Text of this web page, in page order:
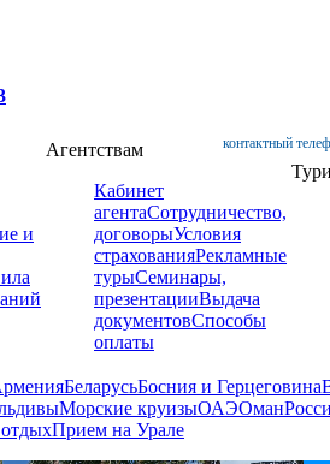
контактный
и
Агентствам
Кабинет
агентаСотрудничество,
договорыУсловия
страхованияРекламные
турыСеминары,
презентацииВыдача
документовСпособы
оплаты
БеларусьБосния и Герцеговина
Морские круизыОАЭОман
Прием на Урале